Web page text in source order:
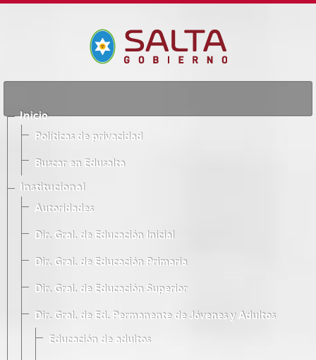
Inicio
Políticas de privacidad
Buscar en Edusalta
Institucional
Autoridades
Dir. Gral. de Educación Inicial
Dir. Gral. de Educación Primaria
Dir. Gral. de Educación Superior
Dir. Gral. de Ed. Permanente de Jóvenes y Adultos
Educación de adultos